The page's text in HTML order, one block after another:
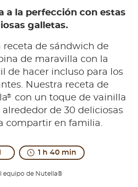
a la perfección con estas
galletas.
receta de sándwich de
de maravilla con la
de hacer incluso para los
Nuestra receta de
®
con un toque de vainilla
de 30 deliciosas
compartir en familia.
1 h 40 min
equipo de Nutella®